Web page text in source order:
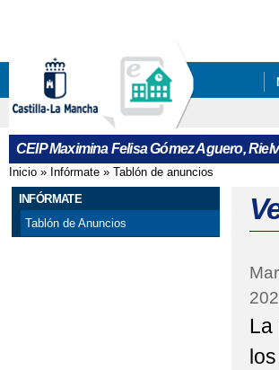
CEIP Maximina Felisa Gómez Aguero,
Se encuentra usted aquí
Inicio » Infórmate » Tablón de anuncios
INFÓRMATE
Tablón de Anuncios
La